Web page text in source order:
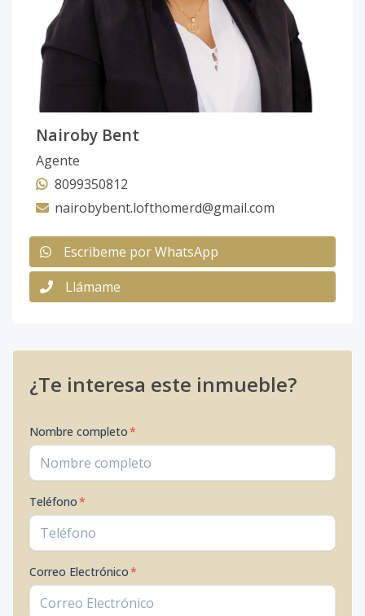
Nairoby Bent
Agente
8099350812
nairobybent.lofthomerd@gmail.com
Escribeme por WhatsApp
Llámame
¿Te interesa este inmueble?
Nombre completo*
Teléfono*
Correo Electrónico*